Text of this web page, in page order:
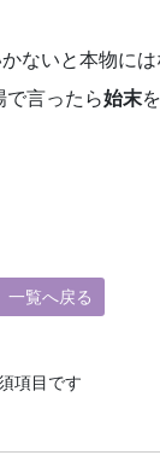
ないと本物に
言ったら始末
一覧へ戻る
項目です